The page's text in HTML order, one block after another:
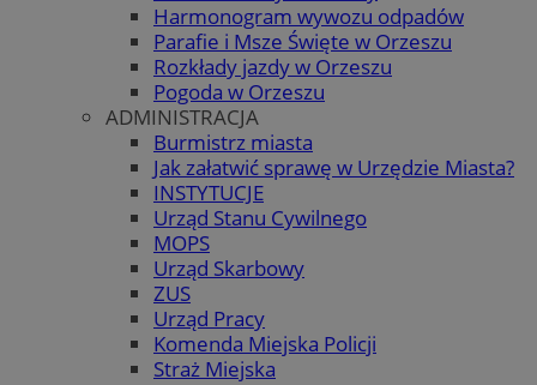
Harmonogram wywozu odpadów
Parafie i Msze Święte w Orzeszu
Rozkłady jazdy w Orzeszu
Pogoda w Orzeszu
ADMINISTRACJA
Burmistrz miasta
Jak załatwić sprawę w Urzędzie Miasta?
INSTYTUCJE
Urząd Stanu Cywilnego
MOPS
Urząd Skarbowy
ZUS
Urząd Pracy
Komenda Miejska Policji
Straż Miejska